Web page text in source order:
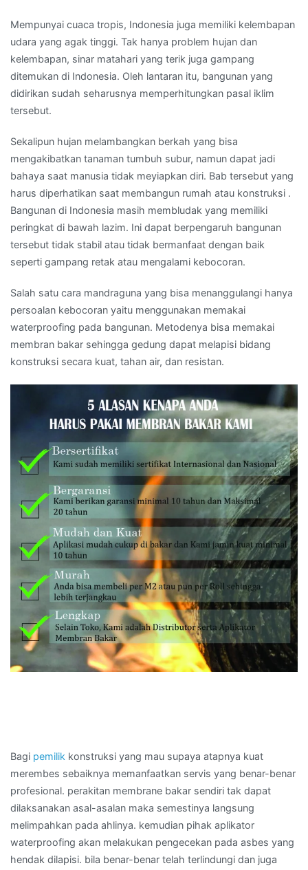
Mempunyai cuaca tropis, Indonesia juga memiliki kelembapan
udara yang agak tinggi. Tak hanya problem hujan dan
kelembapan, sinar matahari yang terik juga gampang
ditemukan di Indonesia. Oleh lantaran itu, bangunan yang
didirikan sudah seharusnya memperhitungkan pasal iklim
tersebut.
Sekalipun hujan melambangkan berkah yang bisa
mengakibatkan tanaman tumbuh subur, namun dapat jadi
bahaya saat manusia tidak meyiapkan diri. Bab tersebut yang
harus diperhatikan saat membangun rumah atau konstruksi .
Bangunan di Indonesia masih membludak yang memiliki
peringkat di bawah lazim. Ini dapat berpengaruh bangunan
tersebut tidak stabil atau tidak bermanfaat dengan baik
seperti gampang retak atau mengalami kebocoran.
Salah satu cara mandraguna yang bisa menanggulangi hanya
persoalan kebocoran yaitu menggunakan memakai
waterproofing pada bangunan. Metodenya bisa memakai
membran bakar sehingga gedung dapat melapisi bidang
konstruksi secara kuat, tahan air, dan resistan.
Bagi pemilik konstruksi yang mau supaya atapnya kuat
merembes sebaiknya memanfaatkan servis yang benar-benar
profesional. perakitan membrane bakar sendiri tak dapat
dilaksanakan asal-asalan maka semestinya langsung
melimpahkan pada ahlinya. kemudian pihak aplikator
waterproofing akan melakukan pengecekan pada asbes yang
hendak dilapisi. bila benar-benar telah terlindungi dan juga